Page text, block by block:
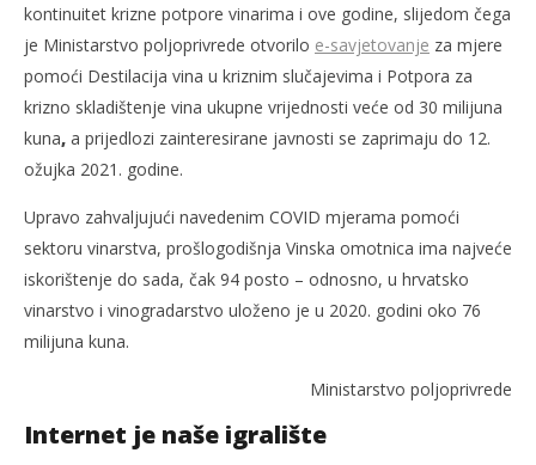
kontinuitet krizne potpore vinarima i ove godine, slijedom čega
je Ministarstvo poljoprivrede otvorilo e-savjetovanje za mjere
pomoći Destilacija vina u kriznim slučajevima i Potpora za
krizno skladištenje vina ukupne vrijednosti veće od 30 milijuna
kuna, a prijedlozi zainteresirane javnosti se zaprimaju do 12.
ožujka 2021. godine.
Upravo zahvaljujući navedenim COVID mjerama pomoći
sektoru vinarstva, prošlogodišnja Vinska omotnica ima najveće
iskorištenje do sada, čak 94 posto – odnosno, u hrvatsko
vinarstvo i vinogradarstvo uloženo je u 2020. godini oko 76
milijuna kuna.
Ministarstvo poljoprivrede
Internet je naše igralište